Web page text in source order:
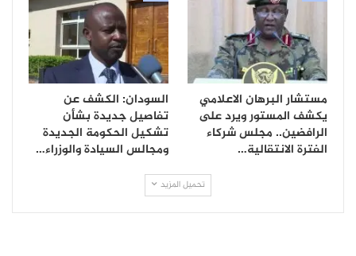
مستشار البرهان الاعلامي
يكشف المستور ويرد على
الرافضين.. مجلس شركاء
الفترة الانتقالية…
السودان: الكشف عن
تفاصيل جديدة بشأن
تشكيل الحكومة الجديدة
ومجالس السيادة والوزراء…
تحميل المزيد